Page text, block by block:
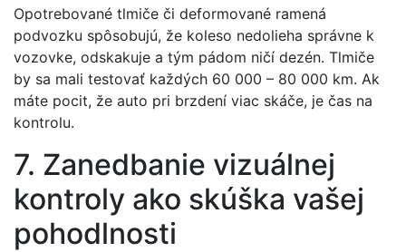
Opotrebované tlmiče či deformované ramená
podvozku spôsobujú, že koleso nedolieha správne k
vozovke, odskakuje a tým pádom ničí dezén. Tlmiče
by sa mali testovať každých 60 000 – 80 000 km. Ak
máte pocit, že auto pri brzdení viac skáče, je čas na
kontrolu.
7. Zanedbanie vizuálnej
kontroly ako skúška vašej
pohodlnosti